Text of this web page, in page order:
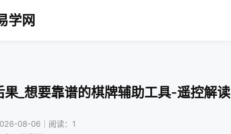
学网
_想要靠谱的棋牌辅助工具-遥控解读
08-06｜阅读：1